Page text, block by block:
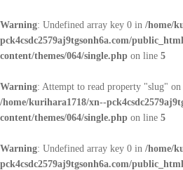
Warning: Undefined array key 0 in /home/
pck4csdc2579aj9tgsonh6a.com/
content/themes/064/single.php on line 5
Warning: Attempt to read property "slug"
/home/kurihara1718/xn--
content/themes/064/single.php on line 5
Warning: Undefined array key 0 in /home/
pck4csdc2579aj9tgsonh6a.com/